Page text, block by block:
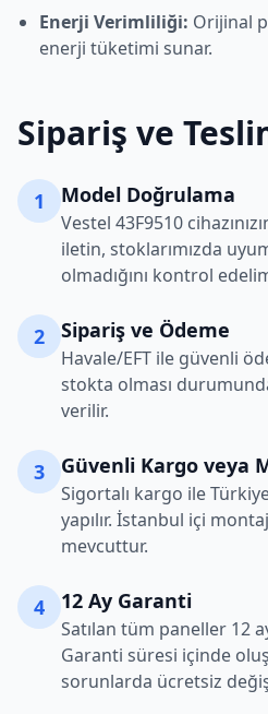
Enerji Verimliliği: Orijinal
enerji tüketimi sunar.
Sipariş ve
1 Model Doğrulama
Vestel 43F9510
iletin, stoklarımızda
olmadığını kontrol
2 Sipariş ve Ödeme
Havale/EFT ile güvenli
stokta olması
verilir.
3 Güvenli Kargo veya
Sigortalı kargo ile
yapılır. İstanbul içi
mevcuttur.
4 12 Ay Garanti
Satılan tüm paneller 12
Garanti süresi içinde
sorunlarda ücretsiz